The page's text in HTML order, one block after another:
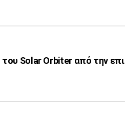
του Solar Orbiter από την